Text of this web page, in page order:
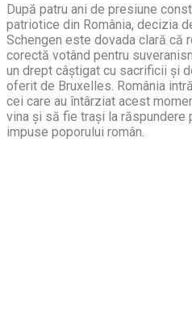
După patru ani de presiune
patriotice din România, decizia
Schengen este dovada clară că
corectă votând pentru
un drept câștigat cu sacrificii și
oferit de Bruxelles. România
cei care au întârziat acest
vina și să fie trași la răspundere
impuse poporului român.